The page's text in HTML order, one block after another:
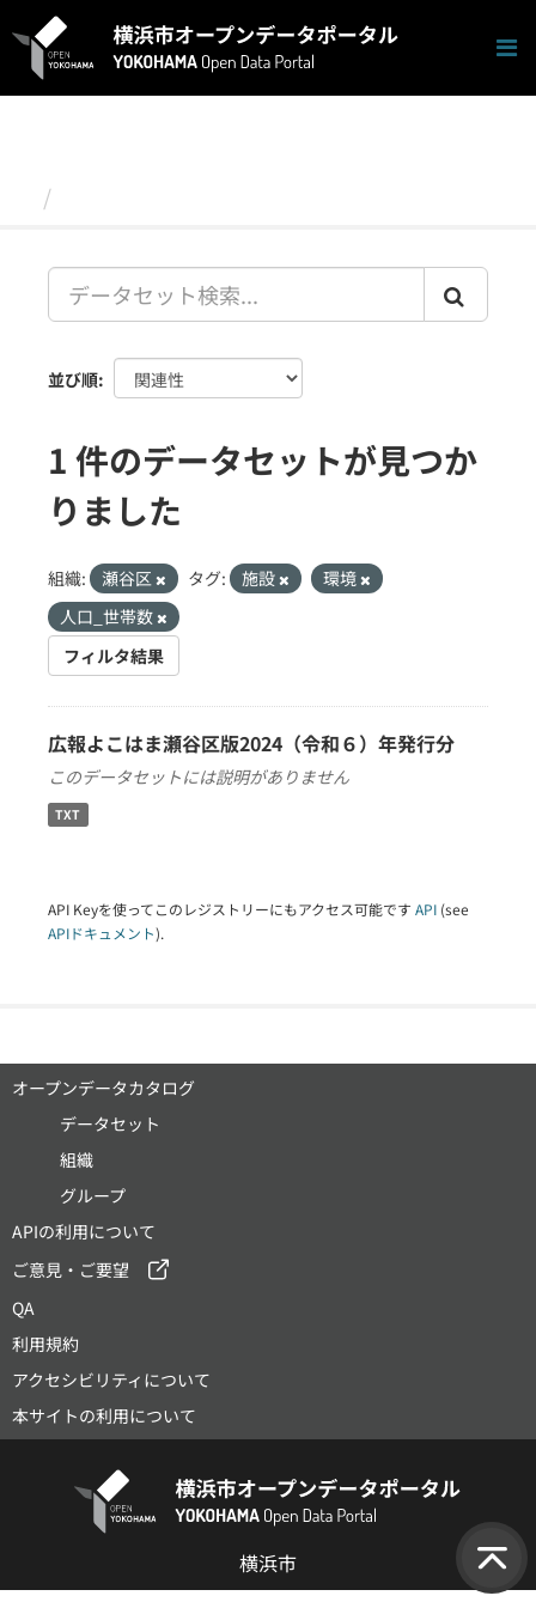
キ
並び順
1 件のデータセットが見つか
りました
組織: 瀬谷区 タグ: 施設
環境
人口_世帯数
フィルタ結果
広報よこはま瀬谷区版2024（令和６）年発行分
このデータセットには説明がありません
TXT
API Keyを使ってこのレジストリーにもアクセス可能です API (see
APIドキュメント).
オープンデータカタログ
データセット
組織
グループ
APIの利用について
ご意見・ご要望
QA
利用規約
アクセシビリティについて
本サイトの利用について
横浜市